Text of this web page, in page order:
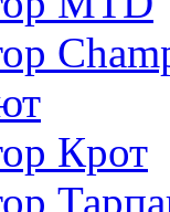
Крот